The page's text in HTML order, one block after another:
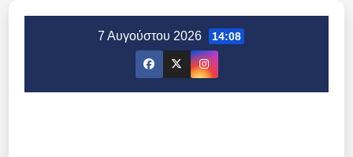
7 Αυγούστου 2026 14:08